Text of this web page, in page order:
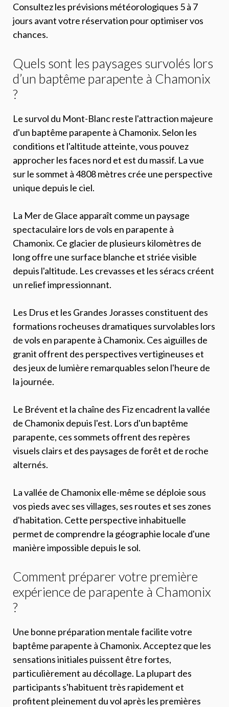
Consultez les prévisions météorologiques 5 à 7
jours avant votre réservation pour optimiser vos
chances.
Quels sont les paysages survolés lors
d’un baptême parapente à Chamonix
?
Le survol du Mont-Blanc reste l'attraction majeure
d'un baptême parapente à Chamonix. Selon les
conditions et l'altitude atteinte, vous pouvez
approcher les faces nord et est du massif. La vue
sur le sommet à 4808 mètres crée une perspective
unique depuis le ciel.
La Mer de Glace apparaît comme un paysage
spectaculaire lors de vols en parapente à
Chamonix. Ce glacier de plusieurs kilomètres de
long offre une surface blanche et striée visible
depuis l'altitude. Les crevasses et les séracs créent
un relief impressionnant.
Les Drus et les Grandes Jorasses constituent des
formations rocheuses dramatiques survolables lors
de vols en parapente à Chamonix. Ces aiguilles de
granit offrent des perspectives vertigineuses et
des jeux de lumière remarquables selon l'heure de
la journée.
Le Brévent et la chaîne des Fiz encadrent la vallée
de Chamonix depuis l'est. Lors d'un baptême
parapente, ces sommets offrent des repères
visuels clairs et des paysages de forêt et de roche
alternés.
La vallée de Chamonix elle-même se déploie sous
vos pieds avec ses villages, ses routes et ses zones
d'habitation. Cette perspective inhabituelle
permet de comprendre la géographie locale d'une
manière impossible depuis le sol.
Comment préparer votre première
expérience de parapente à Chamonix
?
Une bonne préparation mentale facilite votre
baptême parapente à Chamonix. Acceptez que les
sensations initiales puissent être fortes,
particulièrement au décollage. La plupart des
participants s'habituent très rapidement et
profitent pleinement du vol après les premières